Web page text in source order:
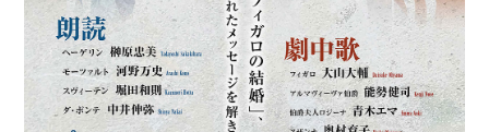
よくあるご質問
アクセス